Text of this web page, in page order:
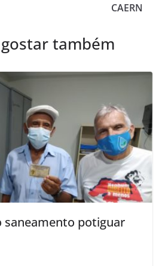
CAERN
também
saneamento potiguar